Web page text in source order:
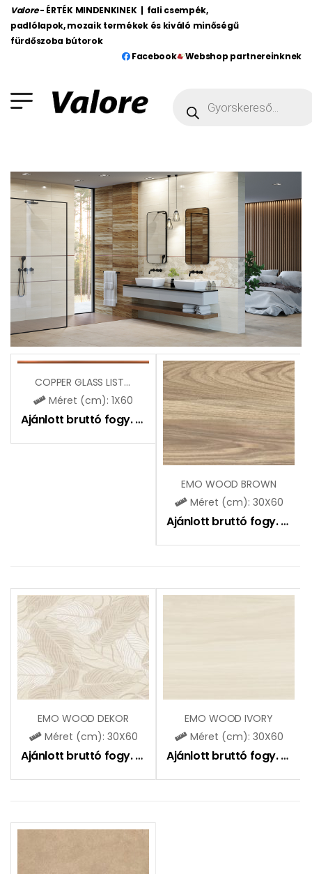
Valore - ÉRTÉK MINDENKINEK | fali csempék,
padlólapok, mozaik termékek és kiváló minőségű
fürdőszoba bútorok
Facebook
Webshop partnereinknek
COPPER GLASS LISTELLO
Méret (cm): 1X60
Ajánlott bruttó fogy. ár: 4190Ft
EMO WOOD BROWN
Méret (cm): 30X60
Ajánlott bruttó fogy. ár:
EMO WOOD DEKOR
Méret (cm): 30X60
Ajánlott bruttó fogy. ár: 7590Ft
EMO WOOD IVORY
Méret (cm): 30X60
Ajánlott bruttó fogy. ár: